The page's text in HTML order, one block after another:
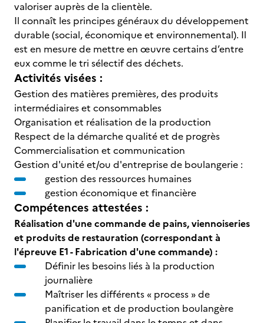
valoriser auprès de la clientèle.
Il connaît les principes généraux du développement
durable (social, économique et environnemental). Il
est en mesure de mettre en œuvre certains d’entre
eux comme le tri sélectif des déchets.
Activités visées :
Gestion des matières premières, des produits
intermédiaires et consommables
Organisation et réalisation de la production
Respect de la démarche qualité et de progrès
Commercialisation et communication
Gestion d'unité et/ou d'entreprise de boulangerie :
gestion des ressources humaines
gestion économique et financière
Compétences attestées :
Réalisation d'une commande de pains, viennoiseries
et produits de restauration (correspondant à
l'épreuve E1 - Fabrication d'une commande) :
Définir les besoins liés à la production
journalière
Maîtriser les différents « process » de
panification et de production boulangère